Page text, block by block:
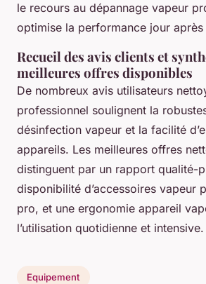
le recours au dépannage vapeur
optimise la performance jour après
Recueil des avis clients et
meilleures offres disponibles
De nombreux avis utilisateurs
professionnel soulignent la
désinfection vapeur et la facilité
appareils. Les meilleures offres
distinguent par un rapport qualité-
disponibilité d’accessoires vapeur
pro, et une ergonomie appareil
l’utilisation quotidienne et intensive.
Equipement